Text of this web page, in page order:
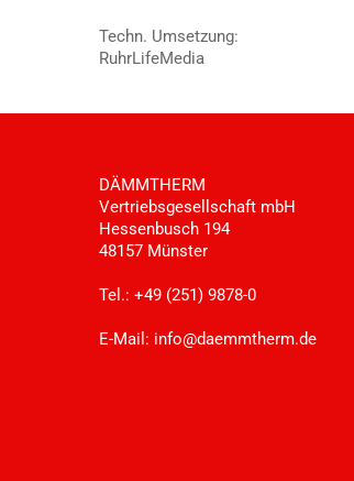
Techn. Umsetzung:
RuhrLifeMedia
DÄMMTHERM
Vertriebsgesellschaft mbH
Hessenbusch 194
48157 Münster
Tel.: +49 (251) 9878-0
E-Mail: info@daemmtherm.de